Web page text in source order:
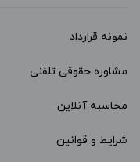
نمونه قرارداد‌
مشاوره حقوقی تلفنی
محاسبه آنلاین
شرایط و قوانین